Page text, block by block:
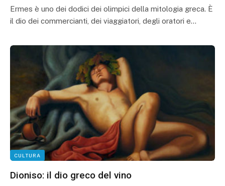
Ermes è uno dei dodici dei olimpici della mitologia greca. È
il dio dei commercianti, dei viaggiatori, degli oratori e…
CULTURA
Dioniso: il dio greco del vino